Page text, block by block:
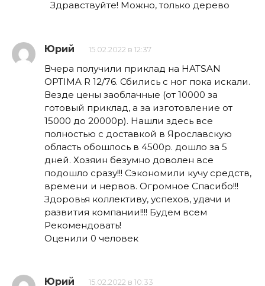
Здравствуйте! Можно, только дерево
Юрий 15.02.2022 в 12:37
Вчера получили приклад на HATSAN
OPTIMA R 12/76. Сбились с ног пока искали.
Везде цены заоблачные (от 10000 за
готовый приклад, а за изготовление от
15000 до 20000р). Нашли здесь все
полностью с доставкой в Ярославскую
область обошлось в 4500р. дошло за 5
дней. Хозяин безумно доволен все
подошло сразу!!! Сэкономили кучу средств,
времени и нервов. Огромное Спасибо!!!
Здоровья коллективу, успехов, удачи и
развития компании!!!! Будем всем
Рекомендовать!
Оценили 0 человек
Юрий 15.02.2022 в 10:33